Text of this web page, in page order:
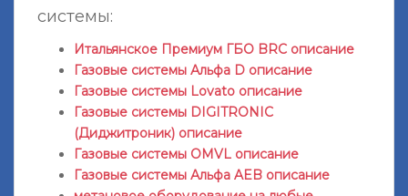
системы:
Итальянское Премиум ГБО BRC описание
Газовые системы Альфа D описание
Газовые системы Lovato описание
Газовые системы DIGITRONIC
(Диджитроник) описание
Газовые системы OMVL описание
Газовые системы Альфа AEB описание